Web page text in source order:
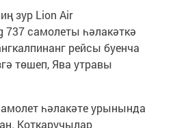
зур Lion Air
737 самолеты һәлакәткә
рейсы буенча
төшеп, Ява утравы
һәлакәте урынында
Коткаручылар